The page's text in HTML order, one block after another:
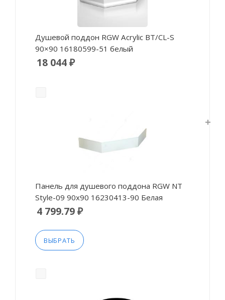
Душевой поддон RGW Acrylic BT/CL-S
90×90 16180599-51 белый
18 044 ₽
Панель для душевого поддона RGW NT
Style-09 90x90 16230413-90 Белая
4 799.79 ₽
ВЫБРАТЬ